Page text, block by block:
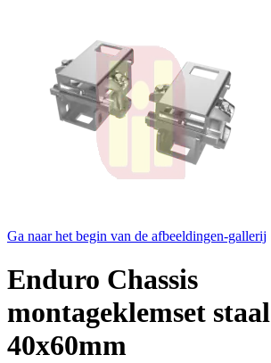
Ga naar het begin van de afbeeldingen-gallerij
Enduro Chassis
montageklemset staal
40x60mm